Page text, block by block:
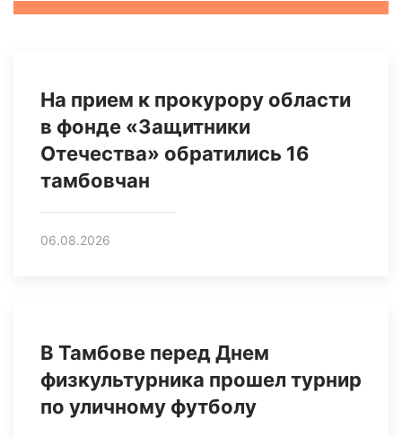
На прием к прокурору области
в фонде «Защитники
Отечества» обратились 16
тамбовчан
06.08.2026
В Тамбове перед Днем
физкультурника прошел турнир
по уличному футболу